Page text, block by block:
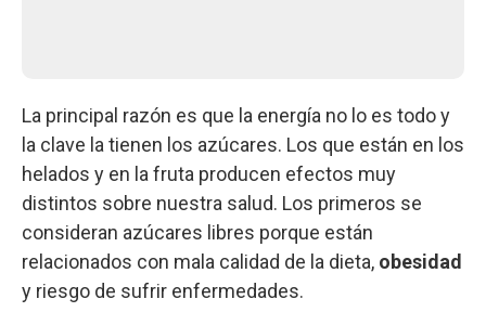
La principal razón es que la energía no lo es todo y
la clave la tienen los azúcares. Los que están en los
helados y en la fruta producen efectos muy
distintos sobre nuestra salud. Los primeros se
consideran azúcares libres porque están
relacionados con mala calidad de la dieta, obesidad
y riesgo de sufrir enfermedades.